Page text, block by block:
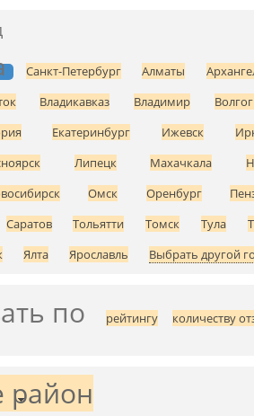
Санкт-Петербург Алматы
Владикавказ Владимир
Екатеринбург Ижевск
Липецк Махачкала
Омск Оренбург
Саратов Тольятти Томск Тула
Ялта Ярославль Выбрать другой
по рейтингу
количеству
район